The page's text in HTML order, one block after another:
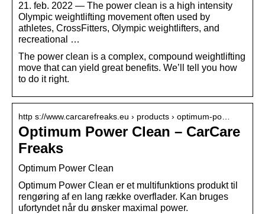
21. feb. 2022 — The power clean is a high intensity
Olympic weightlifting movement often used by
athletes, CrossFitters, Olympic weightlifters, and
recreational …
The power clean is a complex, compound weightlifting
move that can yield great benefits. We’ll tell you how
to do it right.
http s://www.carcarefreaks.eu › products › optimum-po…
Optimum Power Clean – CarCare
Freaks
Optimum Power Clean
Optimum Power Clean er et multifunktions produkt til
rengøring af en lang række overflader. Kan bruges
ufortyndet når du ønsker maximal power.